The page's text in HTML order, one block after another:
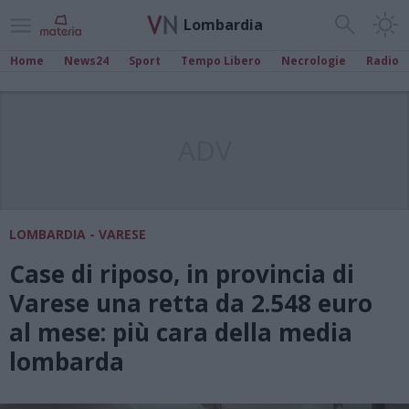
Lombardia
Home News24 Sport Tempo Libero Necrologie Radio
LOMBARDIA - VARESE
Case di riposo, in provincia di
Varese una retta da 2.548 euro
al mese: più cara della media
lombarda